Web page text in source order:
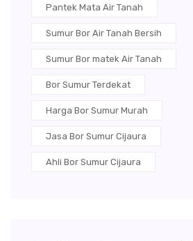
Pantek Mata Air Tanah
Sumur Bor Air Tanah Bersih
Sumur Bor matek Air Tanah
Bor Sumur Terdekat
Harga Bor Sumur Murah
Jasa Bor Sumur Cijaura
Ahli Bor Sumur Cijaura